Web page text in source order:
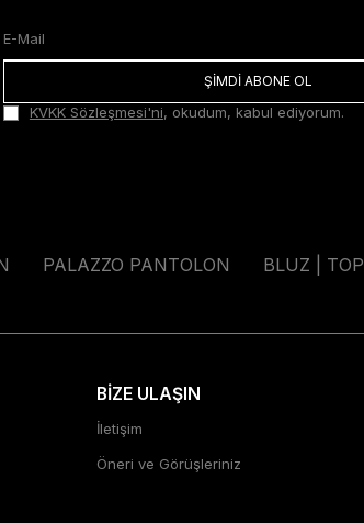
ŞİMDİ ABONE OL
KVKK Sözleşmesi'ni, okudum, kabul ediyorum.
PALAZZO PANTOLON BLUZ | TOP
BİZE ULAŞIN
İletişim
Öneri ve Görüşleriniz